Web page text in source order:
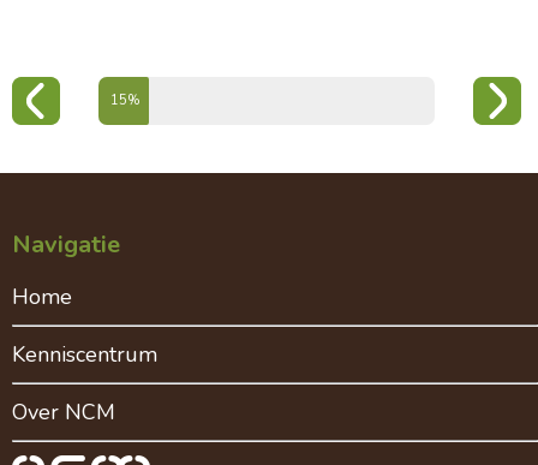
Voortgang hoofdstuk organische stof
15%
Navigatie
Home
Kenniscentrum
Over NCM